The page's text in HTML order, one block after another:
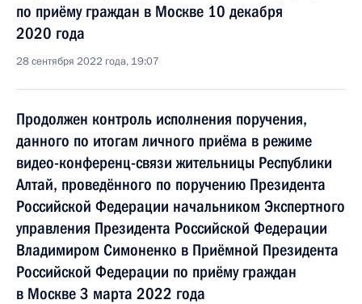
по приёму граждан в Москве 10 декабря
2020 года
28 сентября 2022 года, 19:07
Продолжен контроль исполнения поручения,
данного по итогам личного приёма в режиме
видео-конференц-связи жительницы Республики
Алтай, проведённого по поручению Президента
Российской Федерации начальником Экспертного
управления Президента Российской Федерации
Владимиром Симоненко в Приёмной Президента
Российской Федерации по приёму граждан
в Москве 3 марта 2022 года